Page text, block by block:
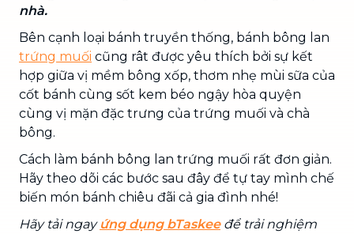
nhà.
Bên cạnh loại bánh truyền thống, bánh bông lan
trứng muối cũng rât được yêu thích bởi sự kết
hợp giữa vị mềm bông xốp, thơm nhẹ mùi sữa của
cốt bánh cùng sốt kem béo ngậy hòa quyện
cùng vị mặn đặc trưng của trứng muối và chà
bông.
Cách làm bánh bông lan trứng muối rất đơn giản.
Hãy theo dõi các bước sau đây để tự tay mình chế
biến món bánh chiêu đãi cả gia đình nhé!
Hãy tải ngay ứng dụng bTaskeeđể trải nghiệm